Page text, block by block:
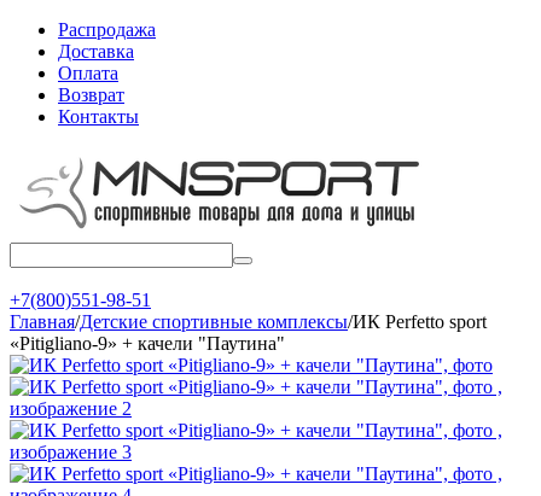
Распродажа
Доставка
Оплата
Возврат
Контакты
+7(800)551-98-51
Главная/Детские спортивные комплексы/ИК Perfetto sport
«Pitigliano-9» + качели "Паутина"